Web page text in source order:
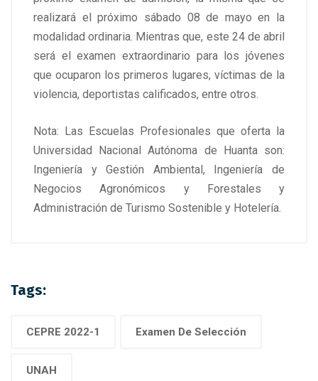
realizará el próximo sábado 08 de mayo en la
modalidad ordinaria. Mientras que, este 24 de abril
será el examen extraordinario para los jóvenes
que ocuparon los primeros lugares, víctimas de la
violencia, deportistas calificados, entre otros.
Nota: Las Escuelas Profesionales que oferta la
Universidad Nacional Autónoma de Huanta son:
Ingeniería y Gestión Ambiental, Ingeniería de
Negocios Agronómicos y Forestales y
Administración de Turismo Sostenible y Hotelería.
Tags:
CEPRE 2022-1 Examen De Selección
UNAH